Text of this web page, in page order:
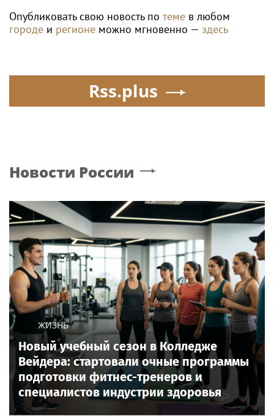
Опубликовать свою новость по теме в любом
городе и регионе можно мгновенно — здесь
Rss.plus
Новости России
ЖИЗНЬ
Новый учебный сезон в Колледже
Вейдера: стартовали очные программы
подготовки фитнес-тренеров и
специалистов индустрии здоровья